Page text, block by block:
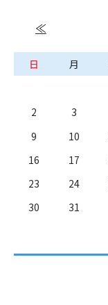
≪
日 月
2
3
9
10
16
17
23
24
30
31